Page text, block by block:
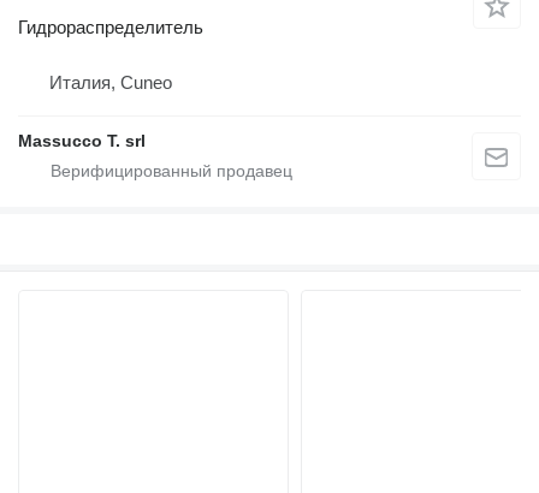
Гидрораспределитель
Италия, Cuneo
Massucco T. srl